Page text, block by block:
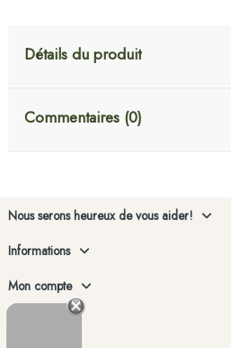
Détails du produit
Commentaires (0)
Nous serons heureux de vous aider!
Informations
Mon compte